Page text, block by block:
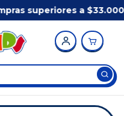
superiores a $33.000